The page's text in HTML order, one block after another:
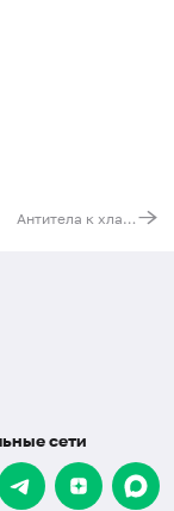
Антитела к хламидии пневмониа (Chlamydia pneumoniae, IgA)
сети